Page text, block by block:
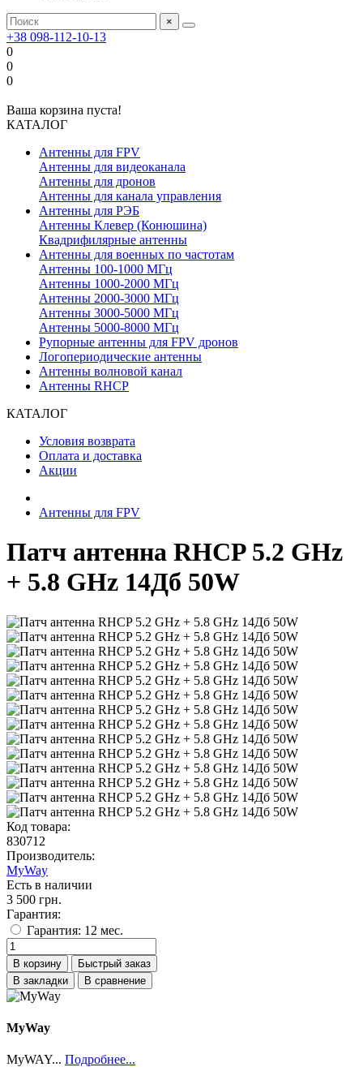
×
+38 098-112-10-13
0
0
0
Ваша корзина пуста!
КАТАЛОГ
Антенны для FPV
Антенны для видеоканала
Антенны для дронов
Антенны для канала управления
Антенны для РЭБ
Антенны Клевер (Конюшина)
Квадрифилярные антенны
Антенны для военных по частотам
Антенны 100-1000 МГц
Антенны 1000-2000 МГц
Антенны 2000-3000 МГц
Антенны 3000-5000 МГц
Антенны 5000-8000 МГц
Рупорные антенны для FPV дронов
Логопериодические антенны
Антенны волновой канал
Антенны RHCP
КАТАЛОГ
Условия возврата
Оплата и доставка
Акции
Антенны для FPV
Патч антенна RHCP 5.2 GHz
+ 5.8 GHz 14Дб 50W
Код товара:
830712
Производитель:
MyWay
Есть в наличии
3 500 грн.
Гарантия:
Гарантия: 12 мес.
В корзину
Быстрый заказ
В закладки
В сравнение
MyWay
MyWAY... Подробнее...